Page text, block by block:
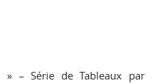
» – Série de Tableaux par